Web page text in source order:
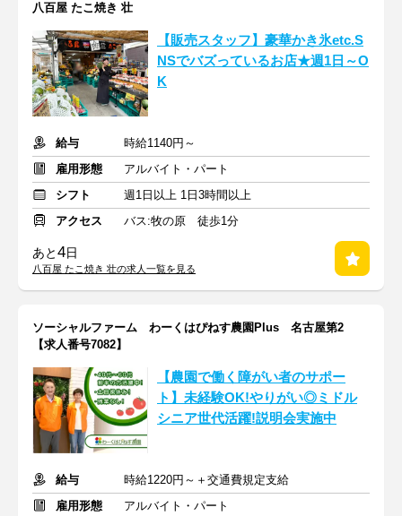
八百屋 たこ焼き 壮
【販売スタッフ】豪華かき氷etc.S
NSでバズっているお店★週1日～O
K
給与
時給1140円～
雇用形態
アルバイト・パート
シフト
週1日以上 1日3時間以上
アクセス
バス:牧の原 徒歩1分
あと4日
八百屋 たこ焼き 壮の求人一覧を見る
ソーシャルファーム わーくはぴねす農園Plus 名古屋第2
【求人番号7082】
【農園で働く障がい者のサポー
ト】未経験OK!やりがい◎ミドル
シニア世代活躍!説明会実施中
給与
時給1220円～＋交通費規定支給
雇用形態
アルバイト・パート